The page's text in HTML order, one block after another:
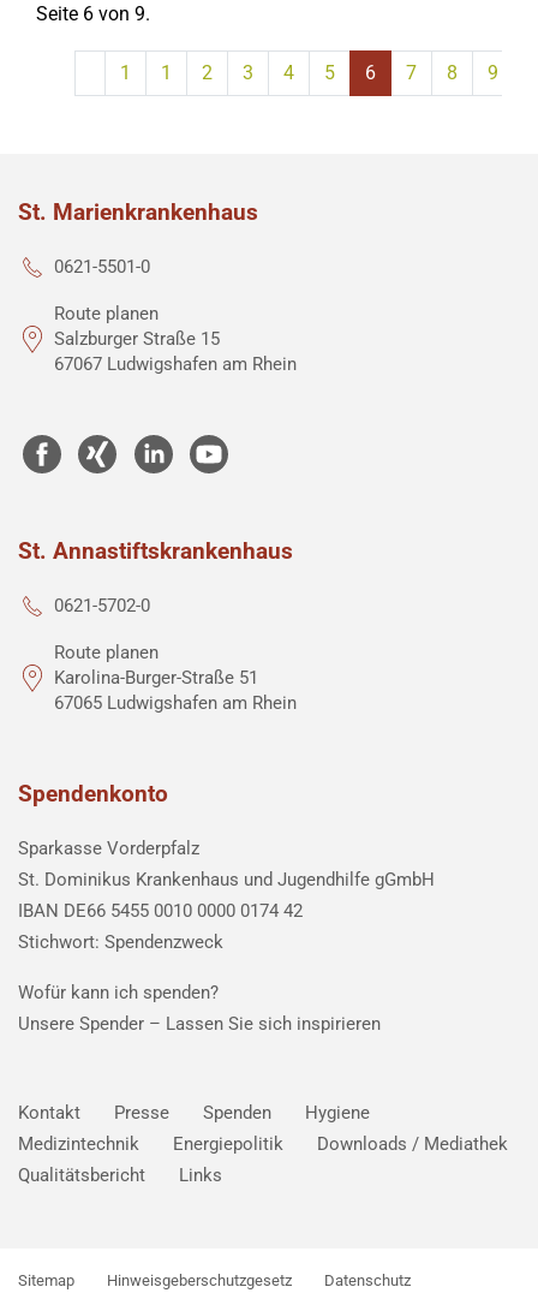
Seite 6 von 9.
1 1 2 3 4 5 6 7 8 9
St. Marienkrankenhaus
0621-5501-0
Route planen
Salzburger Straße 15
67067 Ludwigshafen am Rhein
St. Annastiftskrankenhaus
0621-5702-0
Route planen
Karolina-Burger-Straße 51
67065 Ludwigshafen am Rhein
Spendenkonto
Sparkasse Vorderpfalz
St. Dominikus Krankenhaus und Jugendhilfe gGmbH
IBAN DE66 5455 0010 0000 0174 42
Stichwort: Spendenzweck
Wofür kann ich spenden?
Unsere Spender – Lassen Sie sich inspirieren
Kontakt Presse Spenden
Hygiene
Medizintechnik
Energiepolitik
Downloads / Mediathek
Qualitätsbericht
Links
Sitemap Hinweisgeberschutzgesetz Datenschutz